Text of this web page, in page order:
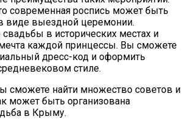
современная роспись может быть
виде выездной церемонии.
в исторических местах и
каждой принцессы. Вы сможете
дресс-код и оформить
стиле.
сможете найти множество советов и
может быть организована
в Крыму.